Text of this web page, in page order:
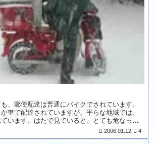
、郵便配達は普通にバイクでされています。
車で配達されていますが、平らな地域では、
います。はたで見ていると、とても危なっ
2006.01.12 4